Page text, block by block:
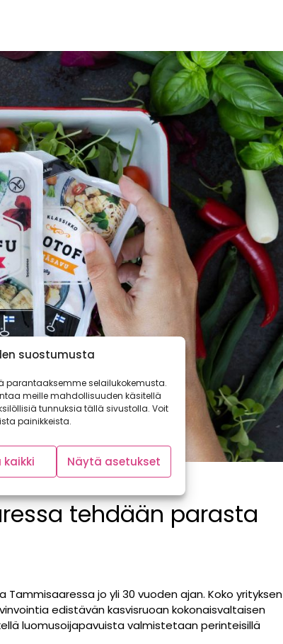
suostumusta
parantaaksemme selailukokemusta.
meille mahdollisuuden käsitellä
tunnuksia tällä sivustolla. Voit
painikkeista.
kaikki Näytä asetukset
tehdään parasta
jo yli 30 vuoden ajan. Koko yrityksen
edistävän kasvisruoan kokonaisvaltaisen
luomusoijapavuista valmistetaan perinteisillä